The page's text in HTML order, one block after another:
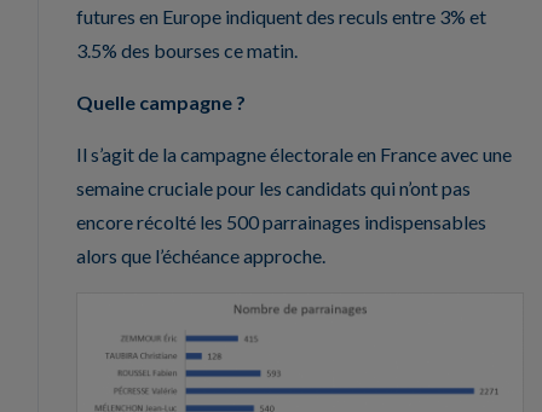
futures en Europe indiquent des reculs entre 3% et
3.5% des bourses ce matin.
Quelle campagne ?
Il s’agit de la campagne électorale en France avec une
semaine cruciale pour les candidats qui n’ont pas
encore récolté les 500 parrainages indispensables
alors que l’échéance approche.